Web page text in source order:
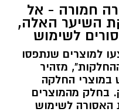
ליצור אירועי תוכן
קהלים מגוונים, תוך
והקהילה.
המועצה להשכלה
חמורה - אל
השיער האלה,
לשימוש
למוצרים שנתפסו
מזהיר
במוצרי החלקה
בחלק מהמוצרים
האסורה לשימוש